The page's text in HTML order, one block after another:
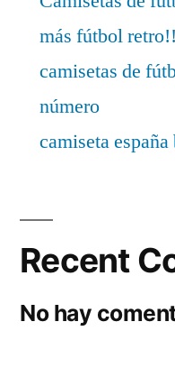
más fútbol retro!!
camisetas de
número
camiseta españa
Recent
No hay